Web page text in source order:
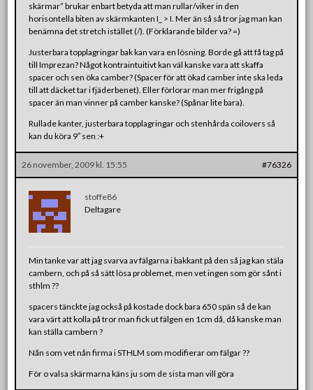
skärmar” brukar enbart betyda att man rullar/viker in den
horisontella biten av skärmkanten I_ > I. Mer än så så tror jag man kan
benämna det stretch istället (/). (Förklarande bilder va? =)
Justerbara topplagringar bak kan vara en lösning. Borde gå att få tag på
till Imprezan? Något kontraintuitivt kan väl kanske vara att skaffa
spacer och sen öka camber? (Spacer för att ökad camber inte ska leda
till att däcket tar i fjäderbenet). Eller förlorar man mer frigång på
spacer än man vinner på camber kanske? (Spånar lite bara).
Rullade kanter, justerbara topplagringar och stenhårda coilovers så
kan du köra 9″ sen :+
26 november, 2009 kl. 15:55 #76326
stoffe86
Deltagare
Min tanke var att jag svarva av fälgarna i bakkant på den så jag kan stäla
cambern, och på så sätt lösa problemet, men vet ingen som gör sånt i
sthlm ??
spacers tänckte jag också på kostade dock bara 650 spän så de kan
vara värt att kolla på tror man fick ut fälgen en 1cm då, då kanske man
kan ställa cambern ?
Nån som vet nån firma i STHLM som modifierar om fälgar ??
För o valsa skärmarna käns ju som de sista man vill göra